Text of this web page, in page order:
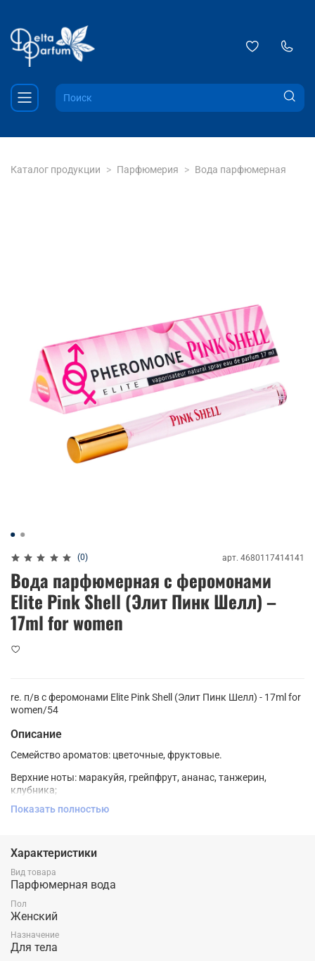
Каталог продукции Парфюмерия Вода парфюмерная
(0) арт. 4680117414141
Вода парфюмерная с феромонами
Elite Pink Shell (Элит Пинк Шелл) –
17ml for women
re. п/в с феромонами Elite Pink Shell (Элит Пинк Шелл) - 17ml for
women/54
Описание
Семейство ароматов: цветочные, фруктовые.
Верхние ноты: маракуйя, грейпфрут, ананас, танжерин,
клубника;
Ноты сердца: пион, жасмин, ландыш, ванильная орхидея,
Ноты базы: мускус, древесные ноты, дубовый мох.
Показать полностью
Характеристики
Вид товара
Парфюмерная вода
Пол
Женский
Назначение
Для тела